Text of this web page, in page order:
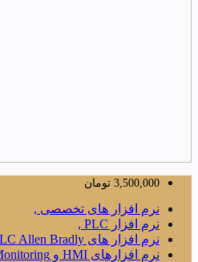
3,500,000 تومان
نرم افزار های تخصصی ,
نرم افزار PLC ,
نرم افزار های PLC Allen Bradly ,
نرم افزارهای HMI و Monitoring